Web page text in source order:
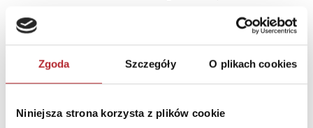
Zgoda Szczegóły O plikach cookies
Niniejsza strona korzysta z plików cookie
INNI KLIENCI KUPOWALI